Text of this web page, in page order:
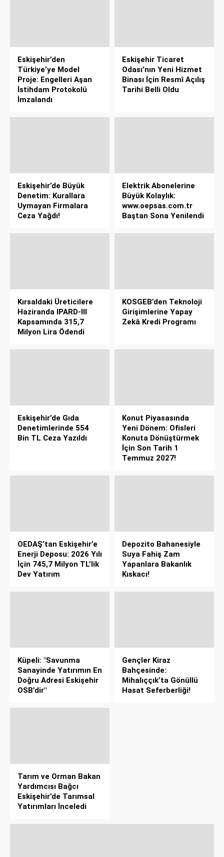
Eskişehir’den
Türkiye’ye Model
Proje: Engelleri Aşan
İstihdam Protokolü
İmzalandı
Eskişehir Ticaret
Odası’nın Yeni Hizmet
Binası İçin Resmî Açılış
Tarihi Belli Oldu
Eskişehir’de Büyük
Denetim: Kurallara
Uymayan Firmalara
Ceza Yağdı!
Elektrik Abonelerine
Büyük Kolaylık:
www.oepsas.com.tr
Baştan Sona Yenilendi
Kırsaldaki Üreticilere
Haziranda IPARD-III
Kapsamında 315,7
Milyon Lira Ödendi
KOSGEB’den Teknoloji
Girişimlerine Yapay
Zekâ Kredi Programı
Eskişehir’de Gıda
Denetimlerinde 554
Bin TL Ceza Yazıldı
Konut Piyasasında
Yeni Dönem: Ofisleri
Konuta Dönüştürmek
İçin Son Tarih 1
Temmuz 2027!
OEDAŞ’tan Eskişehir’e
Enerji Deposu: 2026 Yılı
İçin 745,7 Milyon TL’lik
Dev Yatırım
Depozito Bahanesiyle
Suya Fahiş Zam
Yapanlara Bakanlık
Kıskacı!
Küpeli: "Savunma
Sanayinde Yatırımın En
Doğru Adresi Eskişehir
OSB’dir"
Gençler Kiraz
Bahçesinde:
Mihalıççık’ta Gönüllü
Hasat Seferberliği!
Tarım ve Orman Bakan
Yardımcısı Bağcı
Eskişehir’de Tarımsal
Yatırımları İnceledi